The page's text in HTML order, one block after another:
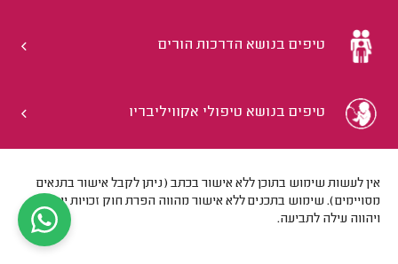
טיפים בנושא הדרכות הורים
טיפים בנושא טיפולי אקוויליבריו
אין לעשות שימוש בתוכן ללא אישור בכתב (ניתן לקבל אישור בתנאים
מסויימים). שימוש בתכנים ללא אישור מהווה הפרת חוק זכויות יוצרים
ויהווה עילה לתביעה.